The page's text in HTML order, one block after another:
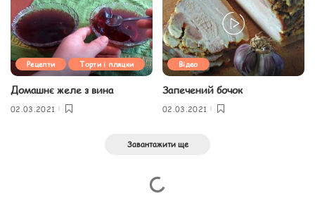
Рецепти Торти і пляцки
Домашнє желе з вина
02.03.2021
Відео
Запечений бочок
02.03.2021
Завантажити ще